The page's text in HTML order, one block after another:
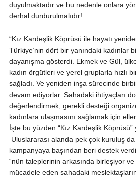
duyulmaktadır ve bu nedenle onlara
derhal durdurulmalıdır!
“Kız Kardeşlik Köprüsü ile hayatı
Türkiye’nin dört bir yanındaki kadınlar
dayanışma gösterdi. Ekmek ve Gül,
kadın örgütleri ve yerel gruplarla hızlı
sağladı. Ve yeniden inşa sürecinde
devam ediyorlar. Sahadaki ihtiyaçları
değerlendirmek, gerekli desteği
kadınlara ulaşmasını sağlamak için
İşte bu yüzden “Kız Kardeşlik Köprüsü”
Uluslararası alanda pek çok kuruluş
kampanyaya başından beri destek
“nün taleplerinin arkasında birleşiyor ve
mücadele eden sahadaki